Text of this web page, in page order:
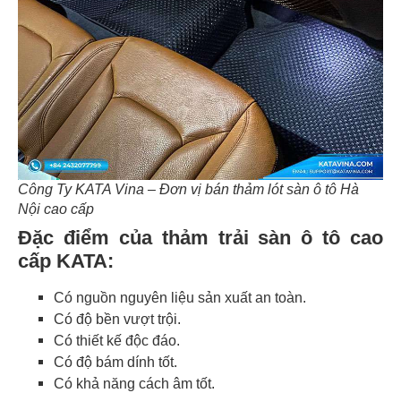
Công Ty KATA Vina – Đơn vị bán thảm lót sàn ô tô Hà
Nội cao cấp
Đặc điểm của thảm trải sàn ô tô cao
cấp KATA:
Có nguồn nguyên liệu sản xuất an toàn.
Có độ bền vượt trội.
Có thiết kế độc đáo.
Có độ bám dính tốt.
Có khả năng cách âm tốt.